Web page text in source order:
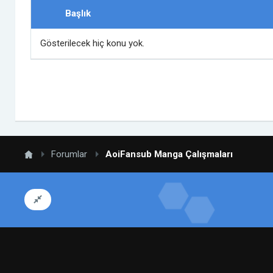
Başlık
Gösterilecek hiç konu yok.
Forumlar AoiFansub Manga Çalışmaları